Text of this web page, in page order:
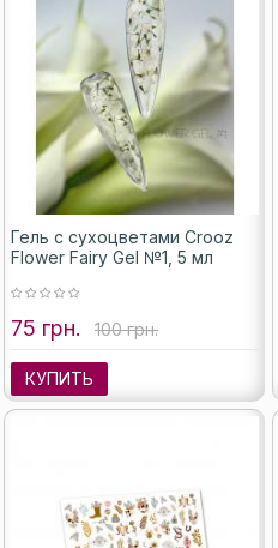
Гель с сухоцветами Crooz
Flower Fairy Gel №1, 5 мл
75 грн. 100 грн.
КУПИТЬ